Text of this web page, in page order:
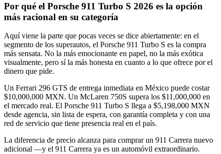
Por qué el Porsche 911 Turbo S 2026 es la opción
más racional en su categoría
Aquí viene la parte que pocas veces se dice abiertamente: en el
segmento de los superautos, el Porsche 911 Turbo S es la compra
más sensata. No la más emocionante en papel, no la más exótica
visualmente, pero sí la más honesta en cuanto a lo que ofrece por el
dinero que pide.
Un Ferrari 296 GTS de entrega inmediata en México puede costar
$10,000,000 MXN. Un McLaren 750S supera los $11,000,000 en
el mercado real. El Porsche 911 Turbo S llega a $5,198,000 MXN
desde agencia, sin lista de espera, con garantía completa y con una
red de servicio que tiene presencia real en el país.
La diferencia de precio alcanza para comprar un 911 Carrera nuevo
adicional —y el 911 Carrera ya es un automóvil extraordinario.